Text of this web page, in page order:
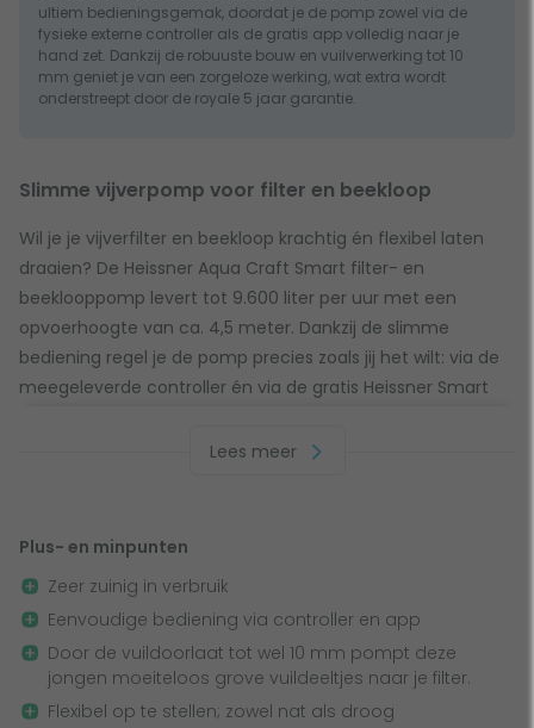
ultiem bedieningsgemak, doordat je de pomp zowel via de
fysieke externe controller als de gratis app volledig naar je
hand zet. Dankzij de robuuste bouw en vuilverwerking tot 10
mm geniet je van een zorgeloze werking, wat extra wordt
onderstreept door de royale 5 jaar garantie.
Slimme vijverpomp voor filter en beekloop
Wil je je vijverfilter en beekloop krachtig én flexibel laten
draaien? De Heissner Aqua Craft Smart filter- en
beeklooppomp levert tot 9.600 liter per uur met een
opvoerhoogte van ca. 4,5 meter. Dankzij de slimme
bediening regel je de pomp precies zoals jij het wilt: via de
meegeleverde controller én via de gratis Heissner Smart
stuur je de pomp makkelijk aan, stel je schema’s in en houd
Altijd controle met controller, app en timers
Met deze slimme vijverpomp pas je de doorstroming aan
op het seizoen, je filterbelasting of je waterpartij. Je
schakelt de pomp aan en uit, zet de flow hoger of lager en
gebruikt meerdere dagelijkse timers om tijden én
vermogen vast te leggen. Handig: je ziet ook het actuele
Lees meer
Plus- en minpunten
Zeer zuinig in verbruik
Eenvoudige bediening via controller en app
Door de vuildoorlaat tot wel 10 mm pompt deze
jongen moeiteloos grove vuildeeltjes naar je filter.
Flexibel op te stellen; zowel nat als droog